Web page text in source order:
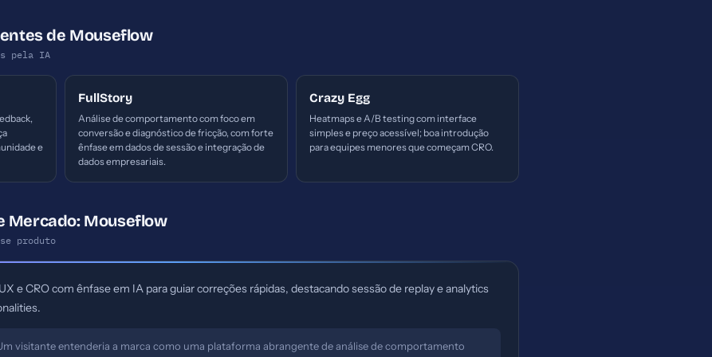
de Mouseflow
pela IA
e
FullStory
Análise de comportamento com foco em
conversão e diagnóstico de fricção, com forte
ênfase em dados de sessão e integração de
dados empresariais.
Crazy Egg
Heatmaps e A/B testing com interface
simples e preço acessível; boa introdução
para equipes menores que começam CRO.
Mercado: Mouseflow
produto
e CRO com ênfase em IA para guiar correções rápidas, destacando sessão de replay e analytics
visitante entenderia a marca como uma plataforma abrangente de análise de comportamento